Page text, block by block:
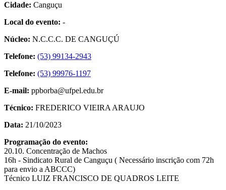
Cidade: Canguçu
Local do evento: -
Núcleo: N.C.C.C. DE CANGUÇÚ
Telefone: (53) 99134-2943
Telefone: (53) 99976-1197
E-mail: ppborba@ufpel.edu.br
Técnico: FREDERICO VIEIRA ARAUJO
Data: 21/10/2023
Programação do evento:
20.10. Concentração de Machos
16h - Sindicato Rural de Canguçu ( Necessário inscrição com 72h
para envio a ABCCC)
Técnico LUIZ FRANCISCO DE QUADROS LEITE